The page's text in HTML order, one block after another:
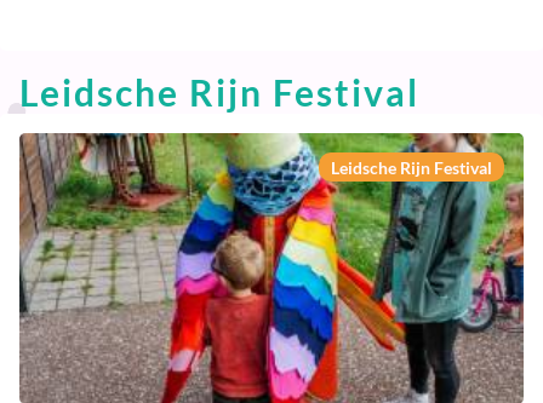
Leidsche Rijn Festival
Leidsche Rijn Festival